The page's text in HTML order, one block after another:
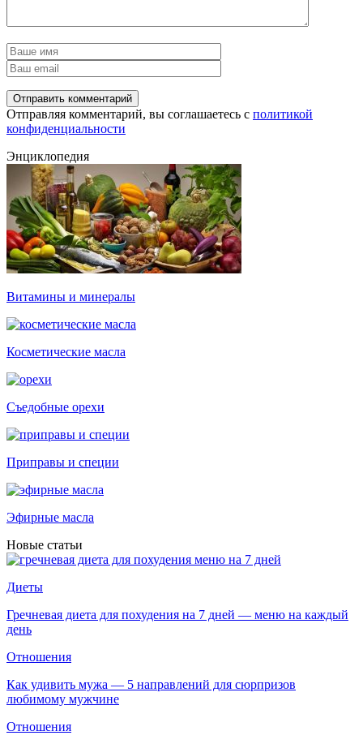
Отправляя комментарий, вы соглашаетесь с политикой
конфиденциальности
Энциклопедия
Витамины и минералы
Косметические масла
Съедобные орехи
Приправы и специи
Эфирные масла
Новые статьи
Диеты
Гречневая диета для похудения на 7 дней — меню на каждый
день
Отношения
Как удивить мужа — 5 направлений для сюрпризов
любимому мужчине
Отношения